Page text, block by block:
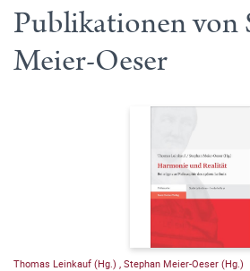
Publikationen von
Meier-Oeser
Thomas Leinkauf (Hg.) Stephan Meier-Oeser (Hg.)